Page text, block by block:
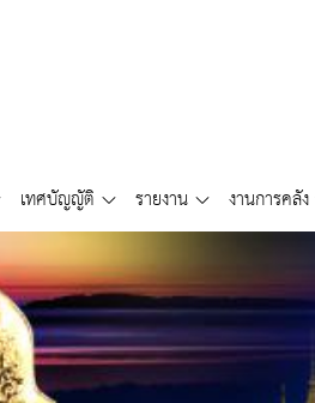
เทศบัญญัติ รายงาน งานการคลัง